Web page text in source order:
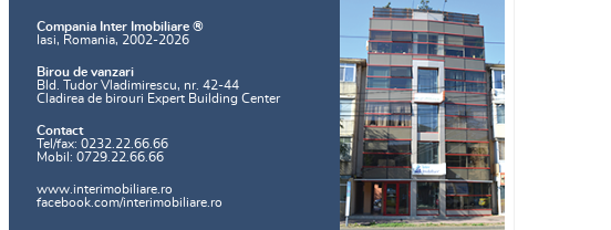
Compania Inter Imobiliare ®
Iasi, Romania, 2002-2026
Birou de vanzari
Bld. Tudor Vladimirescu, nr. 42-44
Cladirea de birouri Expert Building Center
Contact
Tel/fax: 0232.22.66.66
Mobil: 0729.22.66.66
www.interimobiliare.ro
facebook.com/interimobiliare.ro